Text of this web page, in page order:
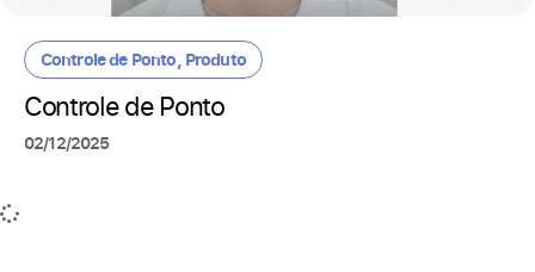
Controle de Ponto Produto
Controle de Ponto
02/12/2025